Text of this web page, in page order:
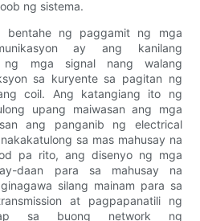
ng sistema.
bentahe ng paggamit ng mga
ay ang kanilang
ng mga signal nang walang
sa kuryente sa pagitan ng
coil. Ang katangiang ito ng
upang maiwasan ang mga
ang panganib ng electrical
sa mas mahusay na
pa rito, ang disenyo ng mga
daan para sa mahusay na
silang mainam para sa
at pagpapanatili ng
sa buong network ng